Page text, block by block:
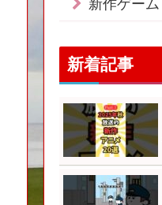
新作ゲーム
新着記事